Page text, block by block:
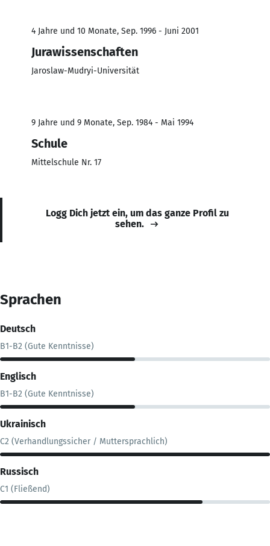
4 Jahre und 10 Monate, Sep. 1996 - Juni 2001
Jurawissenschaften
Jaroslaw-Mudryi-Universität
9 Jahre und 9 Monate, Sep. 1984 - Mai 1994
Schule
Mittelschule Nr. 17
Logg Dich jetzt ein, um das ganze Profil zu
sehen.
Sprachen
Deutsch
B1-B2 (Gute Kenntnisse)
Englisch
B1-B2 (Gute Kenntnisse)
Ukrainisch
C2 (Verhandlungssicher / Muttersprachlich)
Russisch
C1 (Fließend)